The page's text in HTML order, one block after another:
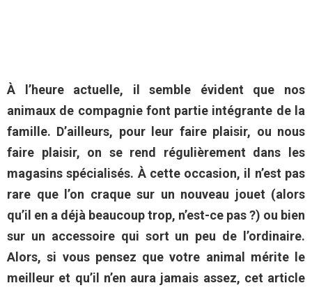
À l’heure actuelle, il semble évident que nos
animaux de compagnie font partie intégrante de la
famille. D’ailleurs, pour leur faire plaisir, ou nous
faire plaisir, on se rend régulièrement dans les
magasins spécialisés. À cette occasion, il n’est pas
rare que l’on craque sur un nouveau jouet (alors
qu’il en a déjà beaucoup trop, n’est-ce pas ?) ou bien
sur un accessoire qui sort un peu de l’ordinaire.
Alors, si vous pensez que votre animal mérite le
meilleur et qu’il n’en aura jamais assez, cet article